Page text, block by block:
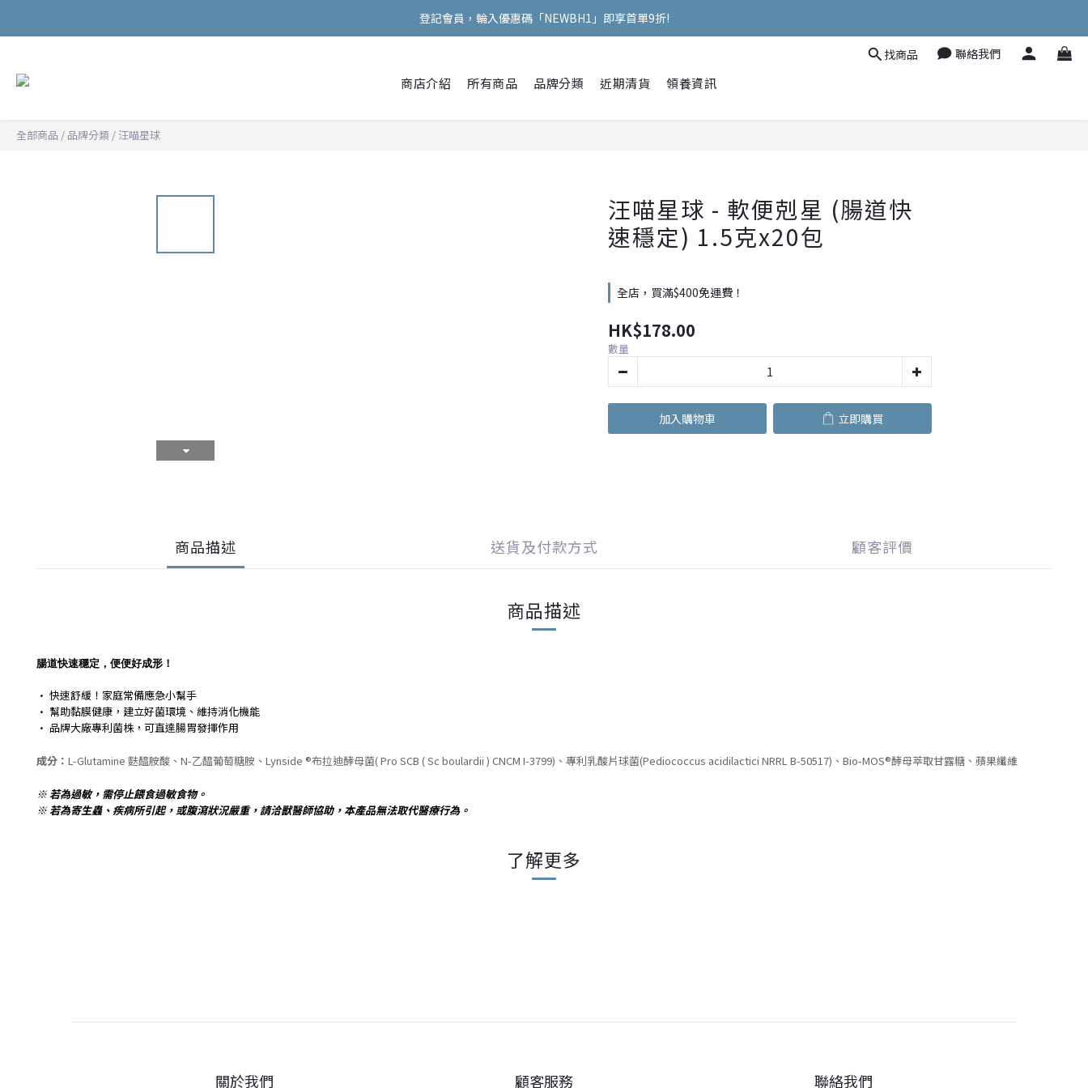
Welcome Hooman !
登記會員，輪入優惠碼「NEWBH1」即享首單9折!
找商品 聯絡我們
商店介紹 所有商品 品牌分類 近期清貨 領養資訊
全部商品 / 品牌分類 / 汪喵星球
汪喵星球 - 軟便剋星 (腸道快
速穩定) 1.5克x20包
全店，買滿$400免運費！
HK$178.00
數量
加入購物車 立即購買
商品描述 送貨及付款方式 顧客評價
商品描述
腸道快速穩定，便便好成形！
• 快速舒緩！家庭常備應急小幫手
• ​幫助黏膜健康，建立好菌環境、維持消化機能
• 品牌大廠專利菌株，可直達腸胃發揮作用
成分： L-Glutamine 麩醯胺酸、N-乙醯葡萄糖胺、Lynside ®布拉迪酵母菌( Pro SCB ( Sc boulardii ) CNCM I-3799)、專利乳酸片球菌(Pediococcus acidilactici NRRL B-50517)、Bio-MOS®酵母萃取甘露糖、蘋果纖維
※ 若為過敏，需停止餵食過敏食物。
※ 若為寄生蟲、疾病所引起，或腹瀉狀況嚴重，請洽獸醫師協助，本產品無法取代醫療行為。
了解更多
關於我們 顧客服務 聯絡我們